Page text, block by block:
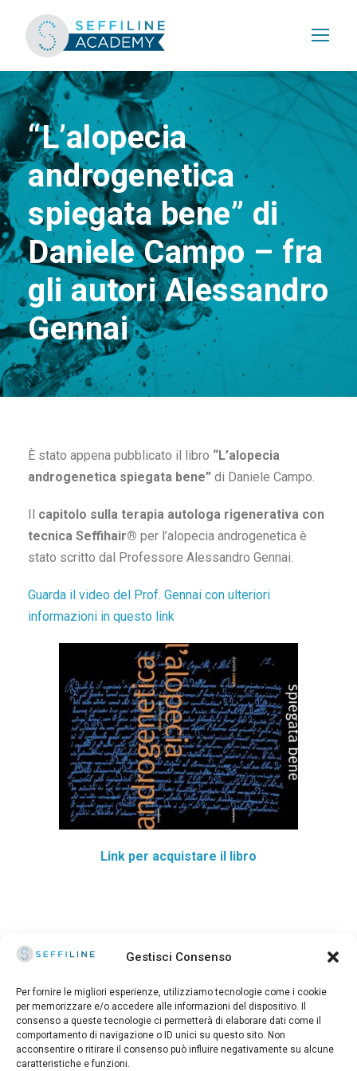
Gestisci Consenso
Per fornire le migliori esperienze, utilizziamo tecnologie come i cookie
per memorizzare e/o accedere alle informazioni del dispositivo. Il
consenso a queste tecnologie ci permetterà di elaborare dati come il
comportamento di navigazione o ID unici su questo sito. Non
acconsentire o ritirare il consenso può influire negativamente su alcune
caratteristiche e funzioni.
“L’alopecia
androgenetica
spiegata bene” di
Daniele Campo – fra
gli autori Alessandro
Gennai
È stato appena pubblicato il libro “L’alopecia
androgenetica spiegata bene” di Daniele Campo.
Il capitolo sulla terapia autologa rigenerativa con
tecnica Seffihair® per l’alopecia androgenetica è
stato scritto dal Professore Alessandro Gennai.
Guarda il video del Prof. Gennai con ulteriori
informazioni in questo link
Link per acquistare il libro
© 2025 Seffiline Srl Start Up Innovativa
Via Santo Stefano, 11 40125 Bologna - Italy
Partita IVA 02195171208 - R.E.A. BO-419844